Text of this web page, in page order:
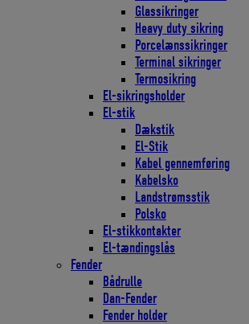
Glassikringer
Heavy duty sikring
Porcelænssikringer
Terminal sikringer
Termosikring
El-sikringsholder
El-stik
Dækstik
El-Stik
Kabel gennemføring
Kabelsko
Landstrømsstik
Polsko
El-stikkontakter
El-tændingslås
Fender
Bådrulle
Dan-Fender
Fender holder